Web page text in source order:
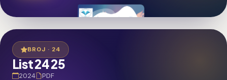
BROJ · 24
List 24 25
2024 PDF